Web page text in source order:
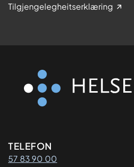
Tilgjengelegheitserklæring
Kontaktinformasjon
TELEFON
57 83 90 00